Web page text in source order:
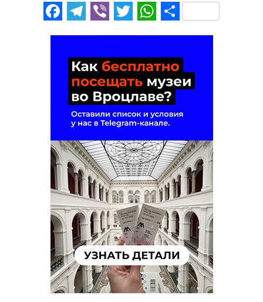
Facebook
Telegram
ViberTwitterWhatsApp